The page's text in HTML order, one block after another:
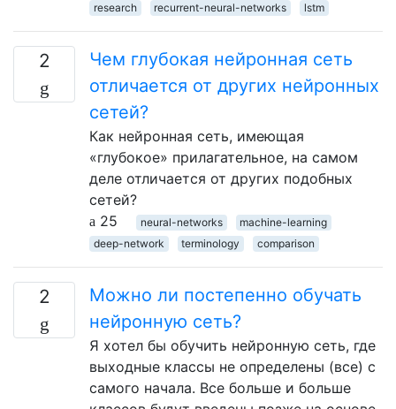
research
recurrent-neural-networks lstm
2
Чем глубокая нейронная сеть
отличается от других нейронных
сетей?
Как нейронная сеть, имеющая
«глубокое» прилагательное, на самом
деле отличается от других подобных
сетей?
25
neural-networks
machine-learning
deep-network
terminology comparison
2
Можно ли постепенно обучать
нейронную сеть?
Я хотел бы обучить нейронную сеть, где
выходные классы не определены (все) с
самого начала. Все больше и больше